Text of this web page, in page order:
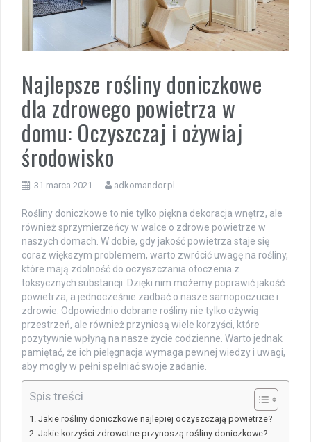
Najlepsze rośliny doniczkowe
dla zdrowego powietrza w
domu: Oczyszczaj i ożywiaj
środowisko
31 marca 2021 adkomandor.pl
Rośliny doniczkowe to nie tylko piękna dekoracja wnętrz, ale
również sprzymierzeńcy w walce o zdrowe powietrze w
naszych domach. W dobie, gdy jakość powietrza staje się
coraz większym problemem, warto zwrócić uwagę na rośliny,
które mają zdolność do oczyszczania otoczenia z
toksycznych substancji. Dzięki nim możemy poprawić jakość
powietrza, a jednocześnie zadbać o nasze samopoczucie i
zdrowie. Odpowiednio dobrane rośliny nie tylko ożywią
przestrzeń, ale również przyniosą wiele korzyści, które
pozytywnie wpłyną na nasze życie codzienne. Warto jednak
pamiętać, że ich pielęgnacja wymaga pewnej wiedzy i uwagi,
aby mogły w pełni spełniać swoje zadanie.
Spis treści
Jakie rośliny doniczkowe najlepiej oczyszczają powietrze?
Jakie korzyści zdrowotne przynoszą rośliny doniczkowe?